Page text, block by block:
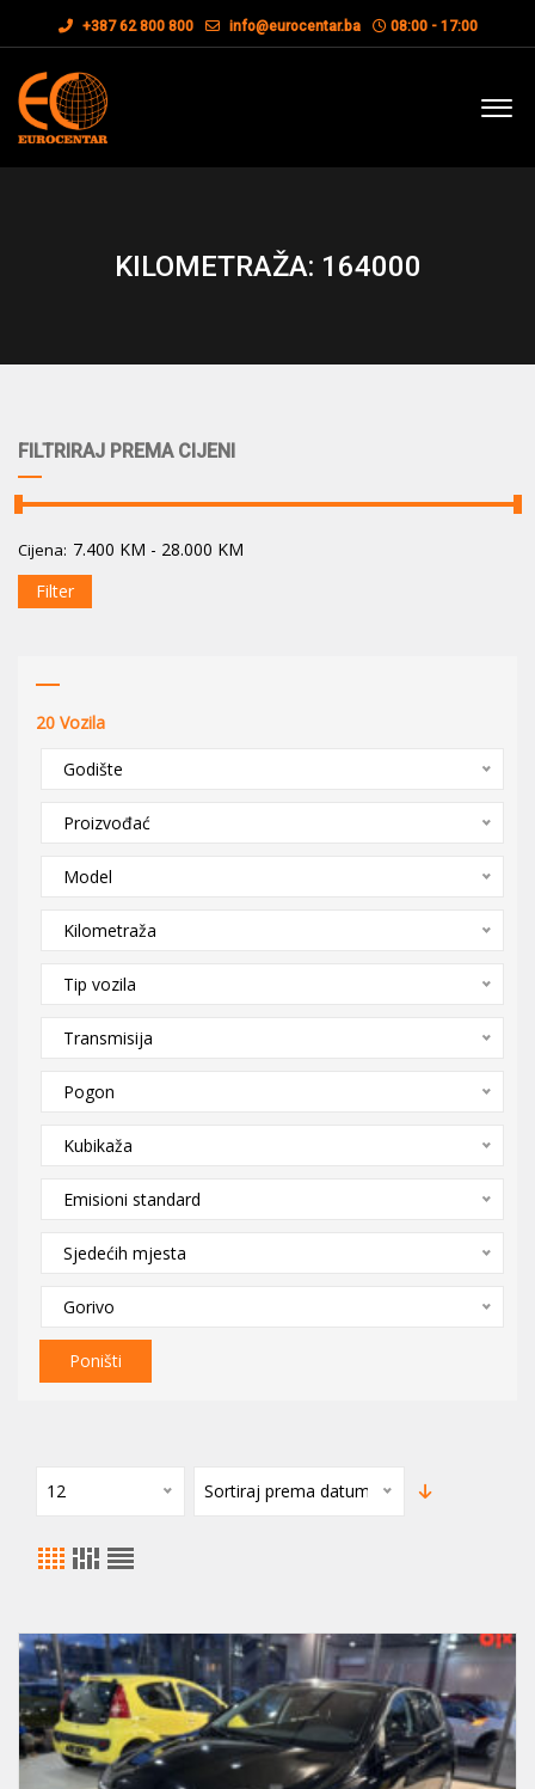
+387 62 800 800 info@eurocentar.ba 08:00 - 17:00
KILOMETRAŽA: 164000
FILTRIRAJ PREMA CIJENI
Cijena: 7.400 KM - 28.000 KM
Filter
20 Vozila
Godište
Proizvođać
Model
Kilometraža
Tip vozila
Transmisija
Pogon
Kubikaža
Emisioni standard
Sjedećih mjesta
Gorivo
Poništi
12 Sortiraj prema datumu